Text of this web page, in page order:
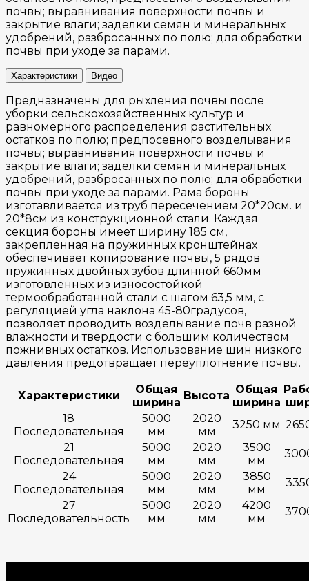
почвы; выравнивания поверхности почвы и
закрытие влаги; заделки семян и минеральных
удобрений, разбросанных по полю; для обработки
почвы при уходе за парами.
Характеристики Видео
Предназначены для рыхления почвы после
уборки сельскохозяйственных культур и
равномерного распределения растительных
остатков по полю; предпосевного возделывания
почвы; выравнивания поверхности почвы и
закрытие влаги; заделки семян и минеральных
удобрений, разбросанных по полю; для обработки
почвы при уходе за парами. Рама бороны
изготавливается из труб пересечением 20*20см. и
20*8см из конструкционной стали. Каждая
секция бороны имеет ширину 185 см,
закрепленная на пружинных кронштейнах
обеспечивает копирование почвы, 5 рядов
пружинных двойных зубов длинной 660мм
изготовленных из износостойкой
термообработанной стали с шагом 63,5 мм, с
регуляцией угла наклона 45-80градусов,
позволяет проводить возделывание почв разной
влажности и твердости с большим количеством
пожнивных остатков. Использование шин низкого
давления предотвращает переуплотнение почвы.
Характеристики
Общая
ширина
Высота Общая
ширина
18
Последовательная
5000
мм
2020
мм
3250 мм
21
Последовательная
5000
мм
2020
мм
3500
мм
24
Последовательная
5000
мм
2020
мм
3850
мм
27
Последовательность
5000
мм
2020
мм
4200
мм